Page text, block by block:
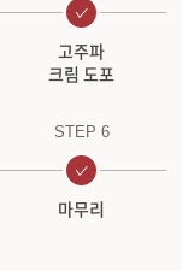
고주파
크림 도포
STEP 6
마무리